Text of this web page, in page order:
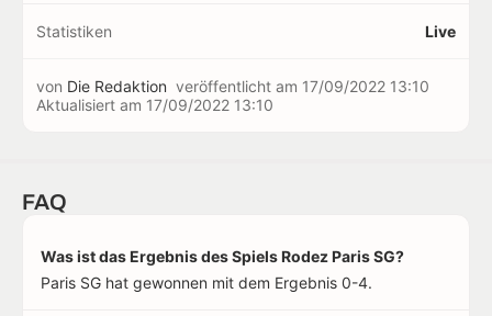
Statistiken Live
von Die Redaktion veröffentlicht am 17/09/2022 13:10
Aktualisiert am 17/09/2022 13:10
FAQ
Was ist das Ergebnis des Spiels Rodez Paris SG?
Paris SG hat gewonnen mit dem Ergebnis 0-4.